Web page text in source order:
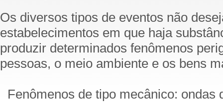
Os diversos tipos de eventos não
estabelecimentos em que haja
produzir determinados fenômenos
pessoas, o meio ambiente e os bens
Fenômenos de tipo mecânico: ondas